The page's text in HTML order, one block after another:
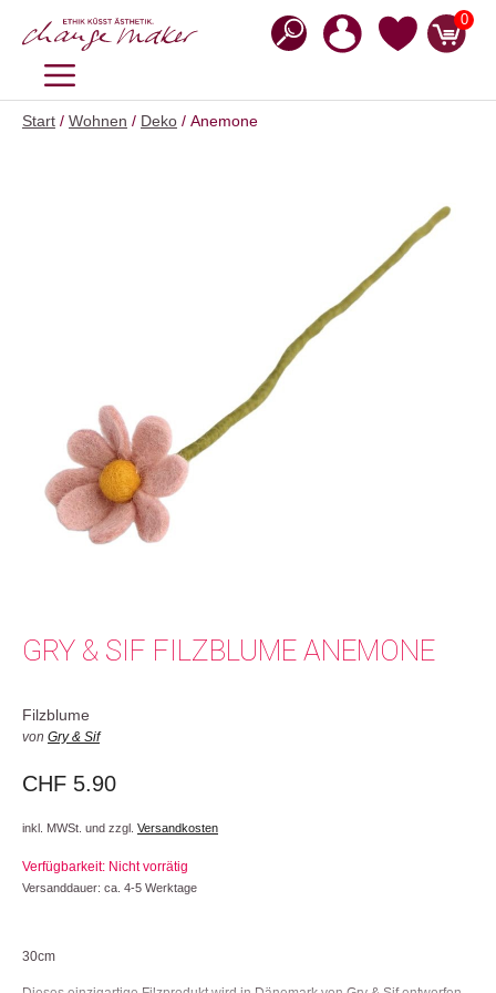
Inhalt
0
MENÜ
Start / Wohnen / Deko / Anemone
GRY & SIF FILZBLUME ANEMONE
Filzblume
von Gry & Sif
CHF 5.90
inkl. MWSt. und zzgl. Versandkosten
Verfügbarkeit: Nicht vorrätig
Versanddauer: ca. 4-5 Werktage
30cm